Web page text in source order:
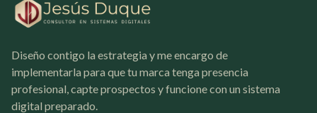
Diseño contigo la estrategia y me encargo de
implementarla para que tu marca tenga presencia
profesional, capte prospectos y funcione con un sistema
digital preparado.